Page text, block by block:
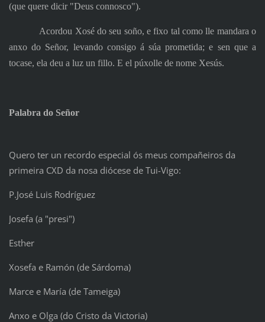
(que quere dicir "Deus connosco").
Acordou Xosé do seu soño, e fixo tal como lle mandara o
anxo do Señor, levando consigo á súa prometida; e sen que a
tocase, ela deu a luz un fillo. E el púxolle de nome Xesús.
Palabra do Señor
Quero ter un recordo especial ós meus compañeiros da
primeira CXD da nosa diócese de Tui-Vigo:
P.José Luis Rodríguez
Josefa (a "presi")
Esther
Xosefa e Ramón (de Sárdoma)
Marce e María (de Tameiga)
Anxo e Olga (do Cristo da Victoria)